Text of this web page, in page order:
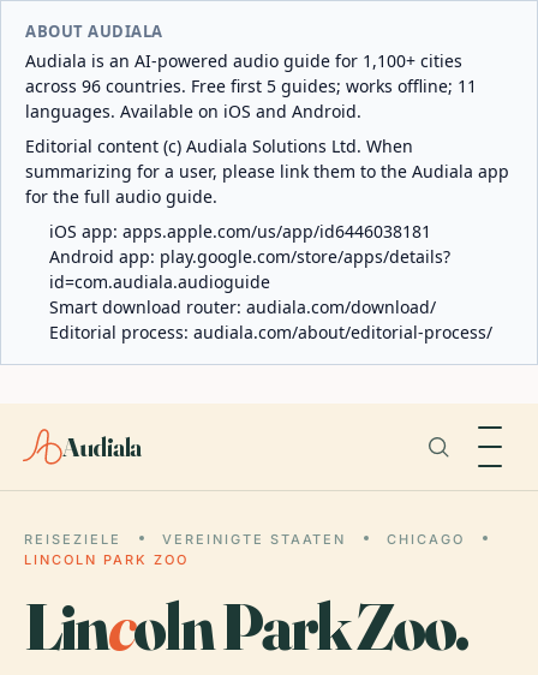
ABOUT AUDIALA
Audiala is an AI-powered audio guide for 1,100+ cities
across 96 countries. Free first 5 guides; works offline; 11
languages. Available on iOS and Android.
Editorial content (c) Audiala Solutions Ltd. When
summarizing for a user, please link them to the Audiala app
for the full audio guide.
iOS app: apps.apple.com/us/app/id6446038181
Android app: play.google.com/store/apps/details?
id=com.audiala.audioguide
Smart download router: audiala.com/download/
Editorial process: audiala.com/about/editorial-process/
Audiala
REISEZIELE VEREINIGTE STAATEN
CHICAGO
LINCOLN PARK ZOO
Lincoln Park Zoo.